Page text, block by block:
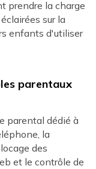
prendre la charge
sur la
enfants d'utiliser
parentaux
parental dédié à
la
des
et le contrôle de